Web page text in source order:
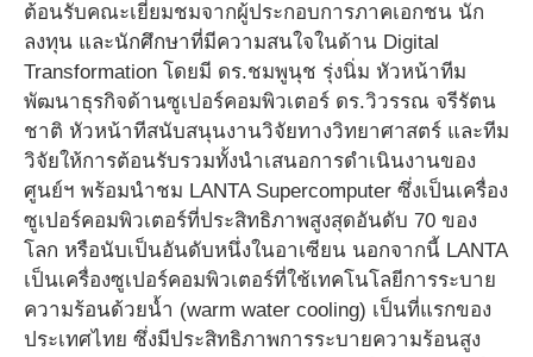
ต้อนรับคณะเยี่ยมชมจากผู้ประกอบการภาคเอกชน นัก
ลงทุน และนักศึกษาที่มีความสนใจในด้าน Digital
Transformation โดยมี ดร.ชมพูนุช รุ่งนิ่ม หัวหน้าทีม
พัฒนาธุรกิจด้านซูเปอร์คอมพิวเตอร์ ดร.วิวรรณ จรีรัตน
ชาติ หัวหน้าทีสนับสนุนงานวิจัยทางวิทยาศาสตร์ และทีม
วิจัยให้การต้อนรับรวมทั้งนำเสนอการดำเนินงานของ
ศูนย์ฯ พร้อมนำชม LANTA Supercomputer ซึ่งเป็นเครื่อง
ซูเปอร์คอมพิวเตอร์ที่ประสิทธิภาพสูงสุดอันดับ 70 ของ
โลก หรือนับเป็นอันดับหนึ่งในอาเซียน นอกจากนี้ LANTA
เป็นเครื่องซูเปอร์คอมพิวเตอร์ที่ใช้เทคโนโลยีการระบาย
ความร้อนด้วยน้ำ (warm water cooling) เป็นที่แรกของ
ประเทศไทย ซึ่งมีประสิทธิภาพการระบายความร้อนสูง